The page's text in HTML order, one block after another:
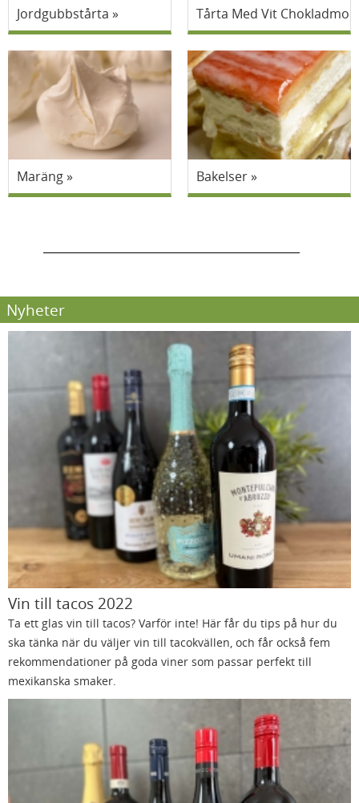
Jordgubbstårta Tårta Med Vit
Maräng Bakelser
Nyheter
Vin till tacos 2022
Ta ett glas vin till tacos? Varför inte! Här får du tips på hur du
ska tänka när du väljer vin till tacokvällen, och får också fem
rekommendationer på goda viner som passar perfekt till
mexikanska smaker.